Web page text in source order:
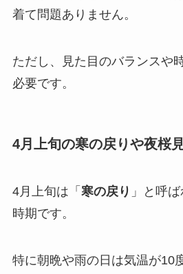
着て問題ありません。
ただし、見た目のバランスや
必要です。
4月上旬の寒の戻りや夜桜
4月上旬は「 寒の戻り 」と呼
時期です。
特に朝晩や雨の日は気温が10